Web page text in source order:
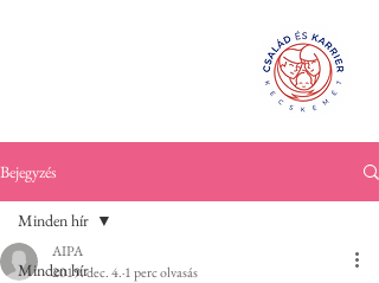
Bejegyzés
Minden hír
Minden hír
AIPA
2019. dec. 4. 1 perc olvasás